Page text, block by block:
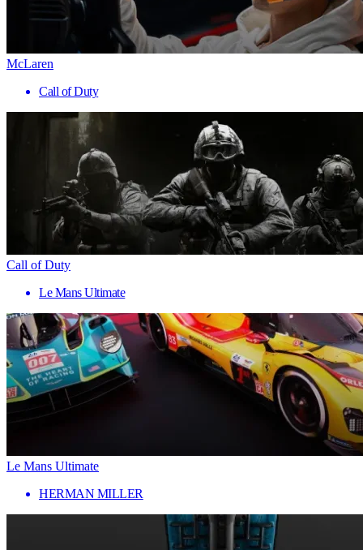
McLaren
Call of Duty
Call of Duty
Le Mans Ultimate
Le Mans Ultimate
HERMAN MILLER